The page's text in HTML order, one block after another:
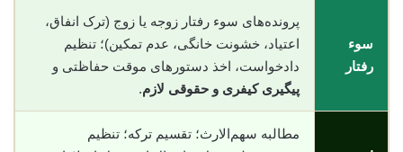
سوء
رفتار
پرونده‌های سوء رفتار زوجه یا زوج (ترک انفاق،
اعتیاد، خشونت خانگی، عدم تمکین)؛ تنظیم
دادخواست، اخذ دستورهای موقت حفاظتی و
پیگیری کیفری و حقوقی لازم.
مطالبه سهم‌الارث؛ تقسیم ترکه؛ تنظیم